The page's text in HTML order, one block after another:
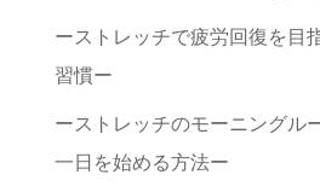
ーストレッチで疲労回復を目
習慣ー
ーストレッチのモーニングル
一日を始める方法ー